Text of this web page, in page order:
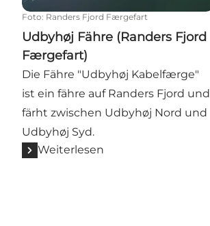
Foto: Randers Fjord Færgefart
Udbyhøj Fähre (Randers Fjord
Færgefart)
Die Fähre "Udbyhøj Kabelfærge"
ist ein fähre auf Randers Fjord und
färht zwischen Udbyhøj Nord und
Udbyhøj Syd.
Weiterlesen